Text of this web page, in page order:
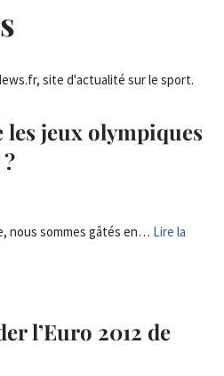
site d'actualité sur le sport.
jeux olympiques
nous sommes gâtés en… Lire la
l’Euro 2012 de